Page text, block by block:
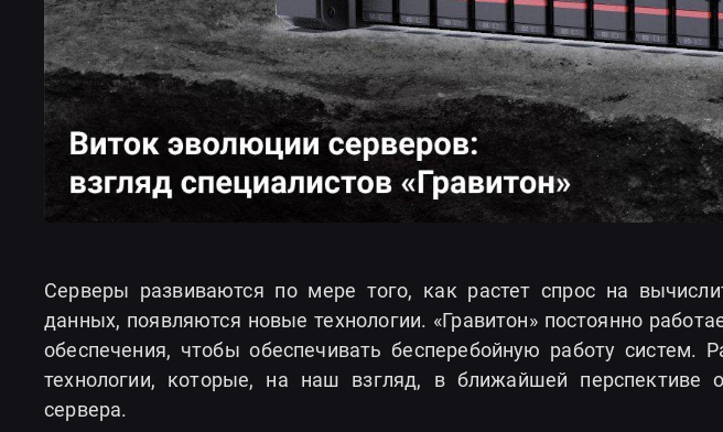
Серверы развиваются по мере того, как растет спрос на
данных, появляются новые технологии. «Гравитон» постоянно
обеспечения, чтобы обеспечивать бесперебойную работу
технологии, которые, на наш взгляд, в ближайшей перспективе
сервера.